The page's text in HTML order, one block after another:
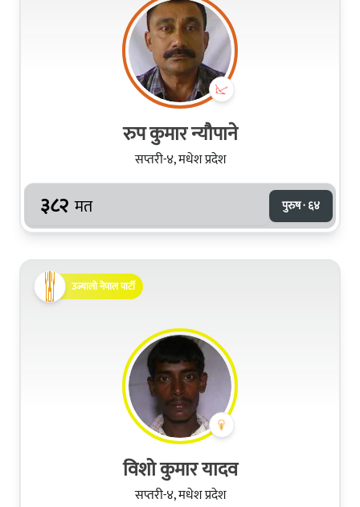
रुप कुमार न्यौपाने
सप्तरी-४, मधेश प्रदेश
३८२ मत पुरुष · ६४
उज्यालो नेपाल पार्टी
विशो कुमार यादव
सप्तरी-४, मधेश प्रदेश